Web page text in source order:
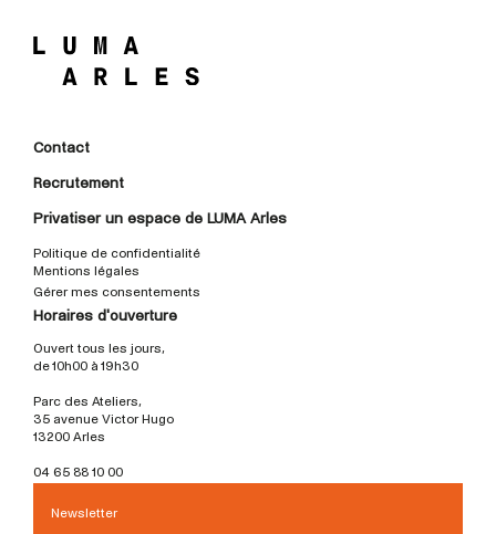
Contact
Recrutement
Privatiser un espace de LUMA Arles
Politique de confidentialité
Mentions légales
Gérer mes consentements
Horaires d'ouverture
Ouvert tous les jours,
de 10h00 à 19h30
Parc des Ateliers,
35 avenue Victor Hugo
13200 Arles
04 65 88 10 00
Newsletter